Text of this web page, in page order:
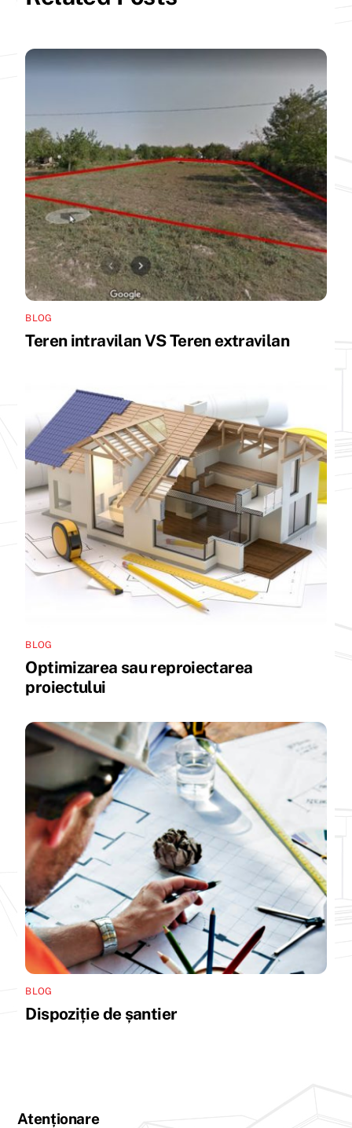
BLOG
Teren intravilan VS Teren extravilan
BLOG
Optimizarea sau reproiectarea
proiectului
BLOG
Dispoziție de șantier
Atenționare